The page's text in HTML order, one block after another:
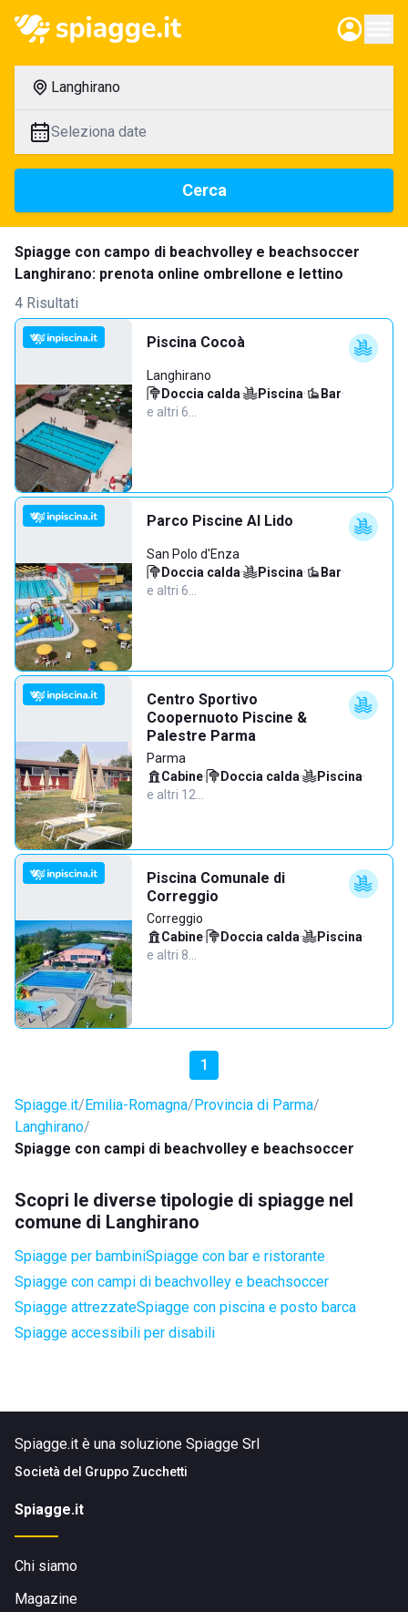
Langhirano
Seleziona date
Cerca
Spiagge con campo di beachvolley e beachsoccer
Langhirano: prenota online ombrellone e lettino
4 Risultati
Piscina Cocoà
Langhirano
Doccia calda· Piscina· Bar·
e altri 6…
Parco Piscine Al Lido
San Polo d'Enza
Doccia calda· Piscina· Bar·
e altri 6…
Centro Sportivo
Coopernuoto Piscine &
Palestre Parma
Parma
Cabine· Doccia calda· Piscina·
e altri 12…
Piscina Comunale di
Correggio
Correggio
Cabine· Doccia calda· Piscina·
e altri 8…
1
Spiagge.it Emilia-Romagna Provincia di Parma
Langhirano
Spiagge con campi di beachvolley e beachsoccer
Scopri le diverse tipologie di spiagge nel
comune di Langhirano
Spiagge per bambiniSpiagge con bar e ristorante
Spiagge con campi di beachvolley e beachsoccer
Spiagge attrezzateSpiagge con piscina e posto barca
Spiagge accessibili per disabili
Spiagge.it è una soluzione Spiagge Srl
Società del Gruppo Zucchetti
Spiagge.it
Chi siamo
Magazine